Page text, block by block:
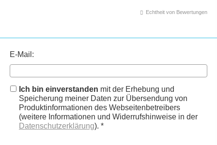
Echtheit von Bewertungen
E-Mail:
Ich bin einverstanden mit der Erhebung und
Speicherung meiner Daten zur Übersendung von
Produktinformationen des Webseitenbetreibers
(weitere Informationen und Widerrufshinweise in der
Datenschutzerklärung). *